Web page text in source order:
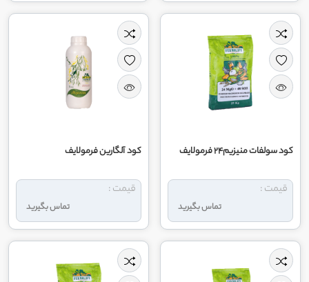
کود سولفات منیزیم24 فرمولایف
تماس بگیرید
قیمت :
کود آلگارین فرمولایف
تماس بگیرید
قیمت :